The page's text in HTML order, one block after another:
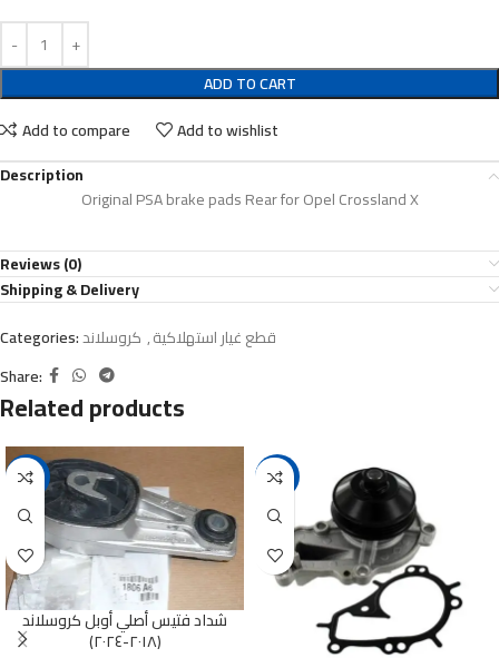
ADD TO CART
Add to compare
Add to wishlist
Description
Original PSA brake pads Rear for Opel Crossland X
Reviews (0)
Shipping & Delivery
Categories:
قطع غيار استهلاكية, كروسلاند
Share:
Related products
-21%
شداد فتيس أصلي أوبل كروسلاند
(٢٠١٨-٢٠٢٤)
-6%